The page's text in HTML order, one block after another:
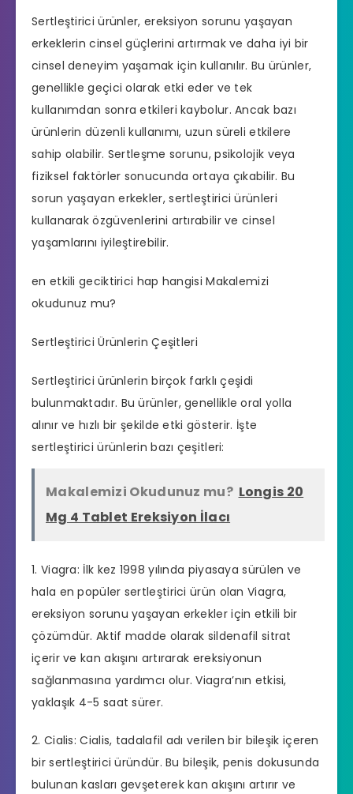
Sertleştirici ürünler, ereksiyon sorunu yaşayan
erkeklerin cinsel güçlerini artırmak ve daha iyi bir
cinsel deneyim yaşamak için kullanılır. Bu ürünler,
genellikle geçici olarak etki eder ve tek
kullanımdan sonra etkileri kaybolur. Ancak bazı
ürünlerin düzenli kullanımı, uzun süreli etkilere
sahip olabilir. Sertleşme sorunu, psikolojik veya
fiziksel faktörler sonucunda ortaya çıkabilir. Bu
sorun yaşayan erkekler,sertleştirici ürünleri
kullanarak özgüvenlerini artırabilir ve cinsel
yaşamlarını iyileştirebilir.
en etkili geciktirici hap hangisi Makalemizi
okudunuz mu?
Sertleştirici Ürünlerin Çeşitleri
Sertleştirici ürünlerin birçok farklı çeşidi
bulunmaktadır. Bu ürünler, genellikle oral yolla
alınır ve hızlı bir şekilde etki gösterir. İşte
sertleştirici ürünlerin bazı çeşitleri:
Makalemizi Okudunuz mu? Longis 20
Mg 4 Tablet Ereksiyon İlacı
1. Viagra: İlk kez 1998 yılında piyasaya sürülen ve
hala en popüler sertleştirici ürün olan Viagra,
ereksiyon sorunu yaşayan erkekler için etkili bir
çözümdür. Aktif madde olarak sildenafil sitrat
içerir ve kan akışını artırarak ereksiyonun
sağlanmasına yardımcı olur. Viagra’nın etkisi,
yaklaşık 4-5 saat sürer.
2. Cialis: Cialis, tadalafil adı verilen bir bileşik içeren
bir sertleştirici üründür. Bu bileşik, penis dokusunda
bulunan kasları gevşeterek kan akışını artırır ve